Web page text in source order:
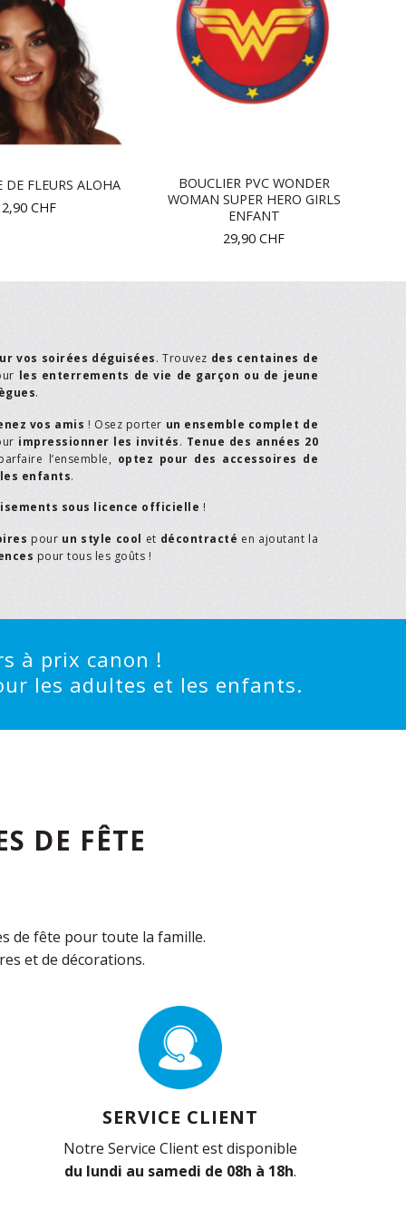
DE FLEURS ALOHA
CHF
BOUCLIER PVC WONDER
WOMAN SUPER HERO GIRLS
ENFANT
29,90 CHF
vos soirées déguisées. Trouvez des centaines de
les enterrements de vie de garçon ou de jeune
.
vos amis ! Osez porter un ensemble complet de
impressionner les invités. Tenue des années 20
l’ensemble, optez pour des accessoires de
les enfants.
sous licence officielle !
pour un style cool et décontracté en ajoutant la
pour tous les goûts !
à prix canon !
les adultes et les enfants.
DE FÊTE
de fête pour toute la famille.
et de décorations.
SERVICE CLIENT
Notre Service Client est disponible
du lundi au samedi de 08h à 18h.